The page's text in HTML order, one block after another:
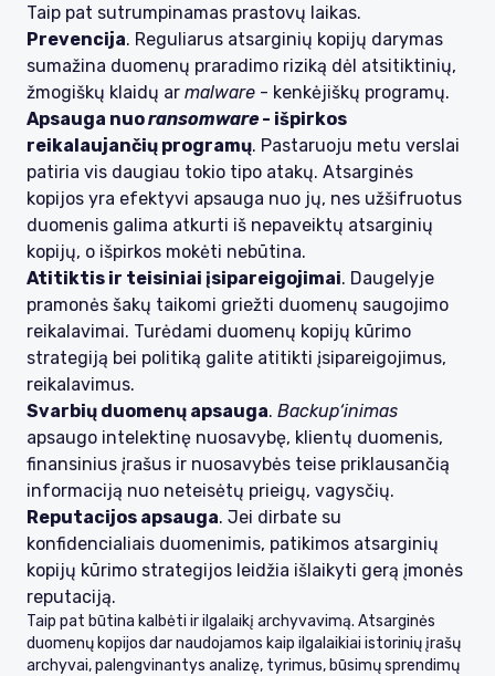
Taip pat sutrumpinamas prastovų laikas.
Prevencija. Reguliarus atsarginių kopijų darymas
sumažina duomenų praradimo riziką dėl atsitiktinių,
žmogiškų klaidų ar malware - kenkėjiškų programų.
Apsauga nuoransomware- išpirkos
reikalaujančių programų. Pastaruoju metu verslai
patiria vis daugiau tokio tipo atakų. Atsarginės
kopijos yra efektyvi apsauga nuo jų, nes užšifruotus
duomenis galima atkurti iš nepaveiktų atsarginių
kopijų, o išpirkos mokėti nebūtina.
Atitiktis ir teisiniai įsipareigojimai. Daugelyje
pramonės šakų taikomi griežti duomenų saugojimo
reikalavimai. Turėdami duomenų kopijų kūrimo
strategiją bei politiką galite atitikti įsipareigojimus,
reikalavimus.
Svarbių duomenų apsauga. Backup‘inimas
apsaugo intelektinę nuosavybę, klientų duomenis,
finansinius įrašus ir nuosavybės teise priklausančią
informaciją nuo neteisėtų prieigų, vagysčių.
Reputacijos apsauga. Jei dirbate su
konfidencialiais duomenimis, patikimos atsarginių
kopijų kūrimo strategijos leidžia išlaikyti gerą įmonės
reputaciją.
Taip pat būtina kalbėti ir ilgalaikį archyvavimą. Atsarginės
duomenų kopijos dar naudojamos kaip ilgalaikiai istorinių įrašų
archyvai, palengvinantys analizę, tyrimus, būsimų sprendimų